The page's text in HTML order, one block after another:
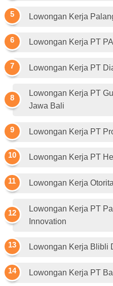
Lowongan Kerja
Lowongan Kerja PT
Lowongan Kerja PT
Lowongan Kerja PT
Jawa Bali
Lowongan Kerja PT
Lowongan Kerja PT
Lowongan Kerja
Lowongan Kerja PT
Innovation
Lowongan Kerja Blibli
Lowongan Kerja PT